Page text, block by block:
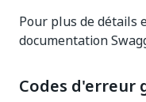
Pour plus de détails
documentation
Codes d'erreur